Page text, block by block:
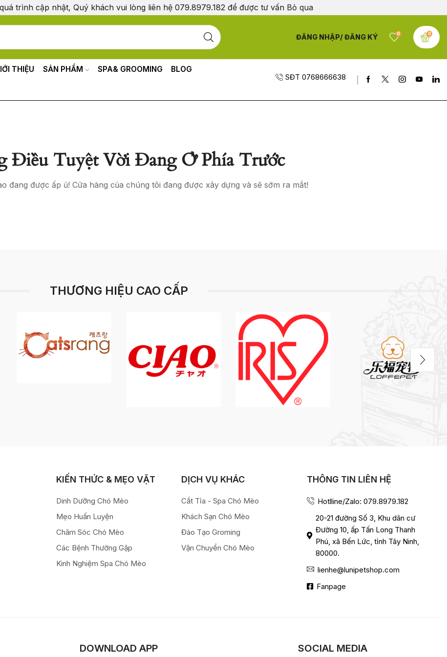
trình cập nhật, Quý khách vui lòng liên hệ 079.8979.182 để được tư vấn Bỏ qua
ĐĂNG NHẬP/ ĐĂNG KÝ 0 0
THIỆU SẢN PHẨM SPA& GROOMING BLOG
SĐT 0768666638
Điều Tuyệt Vời Đang Ở Phía Trước
đang được ấp ủ! Cửa hàng của chúng tôi đang được xây dựng và sẽ sớm ra mắt!
THƯƠNG HIỆU CAO CẤP
KIẾN THỨC & MẸO VẶT
Dinh Dưỡng Chó Mèo
Mẹo Huấn Luyện
Chăm Sóc Chó Mèo
Các Bệnh Thường Gặp
Kinh Nghiệm Spa Chó Mèo
DỊCH VỤ KHÁC
Cắt Tỉa - Spa Chó Mèo
Khách Sạn Chó Mèo
Đào Tạo Groming
Vận Chuyển Chó Mèo
THÔNG TIN LIÊN HỆ
Hotlline/Zalo: 079.8979.182
20-21 đường Số 3, Khu dân cư
Đường 10, ấp Tấn Long Thanh
Phú, xã Bến Lức, tỉnh Tây Ninh,
80000.
lienhe@lunipetshop.com
Fanpage
DOWNLOAD APP SOCIAL MEDIA